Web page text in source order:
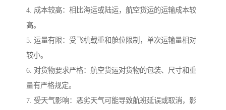
4. 成本较高：相比海运或陆运，航空货运的运输成本较
高。
5. 运量有限：受飞机载重和舱位限制，单次运输量相对
较小。
6. 对货物要求严格：航空货运对货物的包装、尺寸和重
量有严格规定。
7. 受天气影响：恶劣天气可能导致航班延误或取消，影